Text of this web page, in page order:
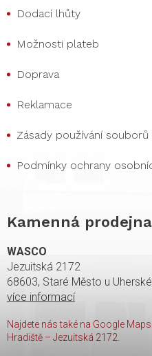
Dodací lhůty
Možnosti plateb
Doprava
Reklamace
Zásady používání
Podmínky ochrany
Kamenná prodejna
WASCO
Jezuitská 2172
68603, Staré Město u
více informací
Najdete nás také na Google
Hradiště – Jezuitská 2172.